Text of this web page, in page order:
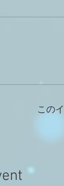
この